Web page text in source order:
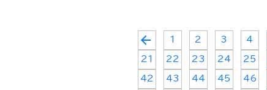
arrow_back 1 2 3 4
21 22 23 24 25
42 43 44 45 46